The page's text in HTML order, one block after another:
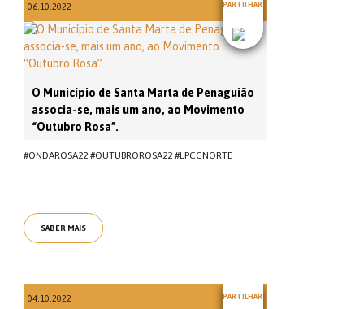
06.10.2022 PARTILHAR
O Município de Santa Marta de Penaguião
associa-se, mais um ano, ao Movimento
“Outubro Rosa”.
#ONDAROSA22 #OUTUBROROSA22 #LPCCNORTE
SABER MAIS
04.10.2022 PARTILHAR